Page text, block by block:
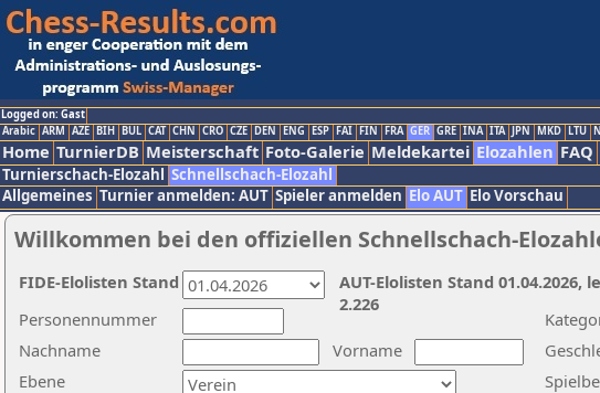
Logged on: Gast
Arabic ARM AZE BIH BUL CAT CHN CRO CZE DEN ENG ESP FAI FIN FRA GER GRE INA ITA JPN MKD LTU
Home TurnierDB Meisterschaft Foto-Galerie Meldekartei Elozahlen FAQ
Turnierschach-Elozahl Schnellschach-Elozahl
Allgemeines Turnier anmelden: AUT Spieler anmelden Elo AUT Elo Vorschau
Willkommen bei den offiziellen Schnellschach-
Nachname
Vorname
Ebene
Personennummer
AUT-Elolisten Stand
2.226
FIDE-Elolisten Stand